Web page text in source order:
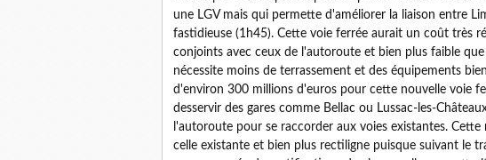
une LGV mais qui permette d'améliorer la liaison entre
fastidieuse (1h45). Cette voie ferrée aurait un coût très
conjoints avec ceux de l'autoroute et bien plus faible
nécessite moins de terrassement et des équipements
d'environ 300 millions d'euros pour cette nouvelle voie
desservir des gares comme Bellac ou Lussac-les-
l'autoroute pour se raccorder aux voies existantes.
celle existante et bien plus rectiligne puisque suivant le